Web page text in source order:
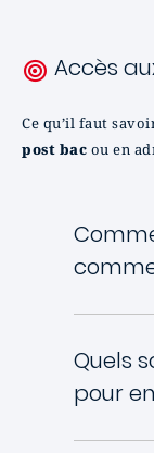
Accès
Ce qu’il faut
post bac ou en
Quels
pour